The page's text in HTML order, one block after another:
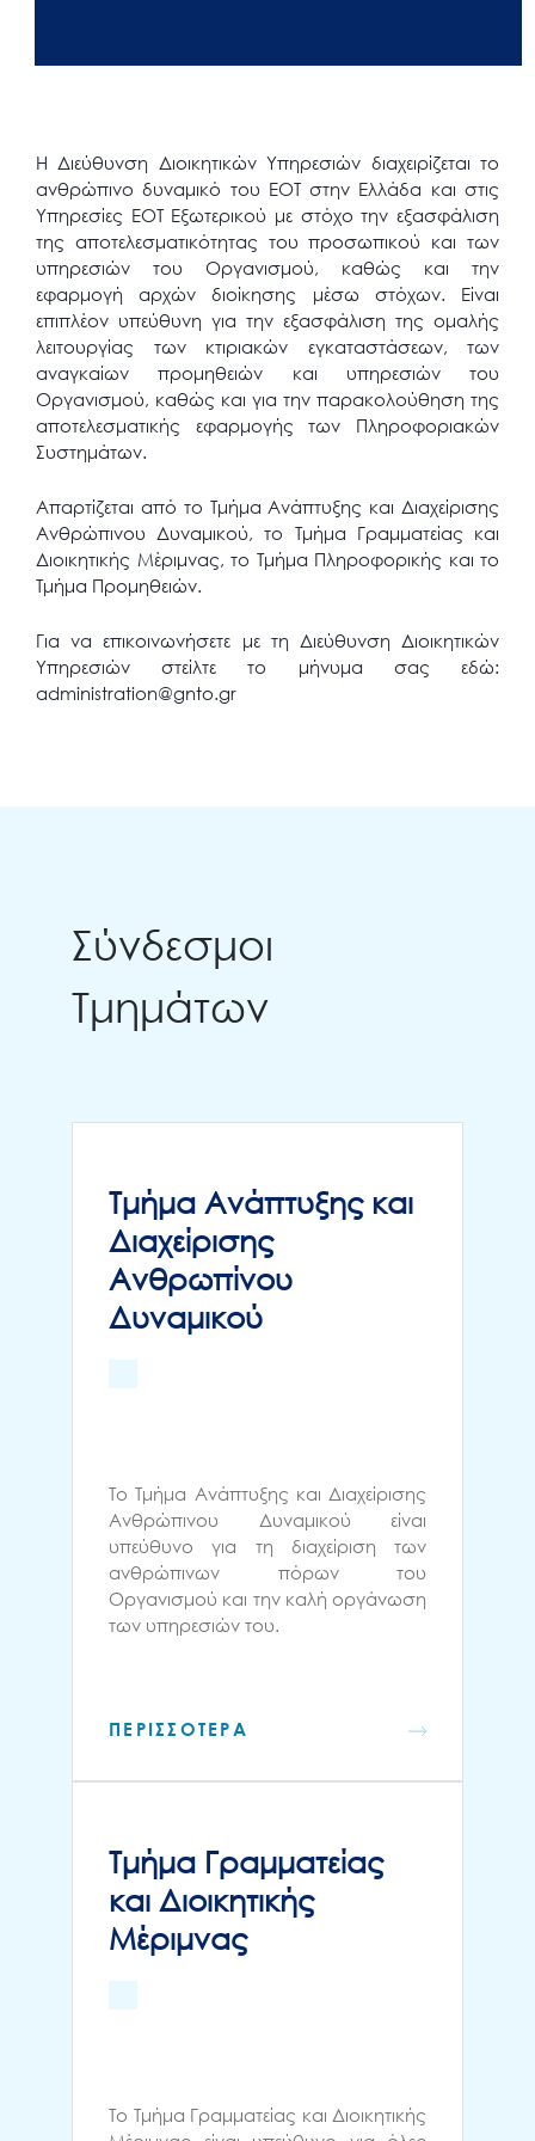
Η Διεύθυνση Διοικητικών Υπηρεσιών διαχειρίζεται το
ανθρώπινο δυναμικό του ΕΟΤ στην Ελλάδα και στις
Υπηρεσίες ΕΟΤ Εξωτερικού με στόχο την εξασφάλιση
της αποτελεσματικότητας του προσωπικού και των
υπηρεσιών του Οργανισμού, καθώς και την
εφαρμογή αρχών διοίκησης μέσω στόχων. Είναι
επιπλέον υπεύθυνη για την εξασφάλιση της ομαλής
λειτουργίας των κτιριακών εγκαταστάσεων, των
αναγκαίων προμηθειών και υπηρεσιών του
Οργανισμού, καθώς και για την παρακολούθηση της
αποτελεσματικής εφαρμογής των Πληροφοριακών
Συστημάτων.
Απαρτίζεται από το Τμήμα Ανάπτυξης και Διαχείρισης
Ανθρώπινου Δυναμικού, το Τμήμα Γραμματείας και
Διοικητικής Μέριμνας, το Τμήμα Πληροφορικής και το
Τμήμα Προμηθειών.
Για να επικοινωνήσετε με τη Διεύθυνση Διοικητικών
Υπηρεσιών στείλτε το μήνυμα σας εδώ:
administration@gnto.gr
Σύνδεσμοι
Τμημάτων
Τμήμα Ανάπτυξης και
Διαχείρισης
Ανθρωπίνου
Δυναμικού
Το Τμήμα Ανάπτυξης και Διαχείρισης
Ανθρώπινου Δυναμικού είναι
υπεύθυνο για τη διαχείριση των
ανθρώπινων πόρων του
Οργανισμού και την καλή οργάνωση
των υπηρεσιών του.
ΠΕΡΙΣΣΟΤΕΡΑ
Τμήμα Γραμματείας
και Διοικητικής
Μέριμνας
Το Τμήμα Γραμματείας και Διοικητικής